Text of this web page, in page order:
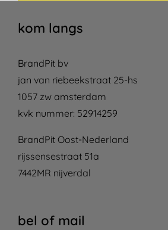
kom langs
BrandPit bv
jan van riebeekstraat 25-hs
1057 zw amsterdam
kvk nummer: 52914259
BrandPit Oost-Nederland
rijssensestraat 51a
7442MR nijverdal
bel of mail